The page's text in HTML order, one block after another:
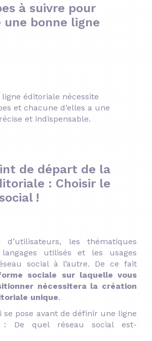
à suivre pour
bonne ligne
éditoriale nécessite
et chacune d’elles a une
et indispensable.
de départ de la
: Choisir le
!
d’utilisateurs, les thématiques
utilisés et les usages
social à l’autre. De ce fait
sociale sur laquelle vous
nécessitera la création
unique.
se pose avant de définir une ligne
: De quel réseau social est-